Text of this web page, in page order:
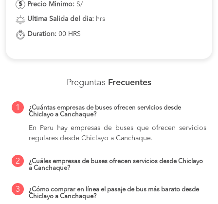
Precio Minimo: S/
Ultima Salida del dia: hrs
Duration: 00 HRS
Preguntas Frecuentes
1
¿Cuántas empresas de buses ofrecen servicios desde
Chiclayo a Canchaque?
En Peru hay empresas de buses que ofrecen servicios
regulares desde Chiclayo a Canchaque.
2
¿Cuáles empresas de buses ofrecen servicios desde Chiclayo
a Canchaque?
3
¿Cómo comprar en línea el pasaje de bus más barato desde
Chiclayo a Canchaque?